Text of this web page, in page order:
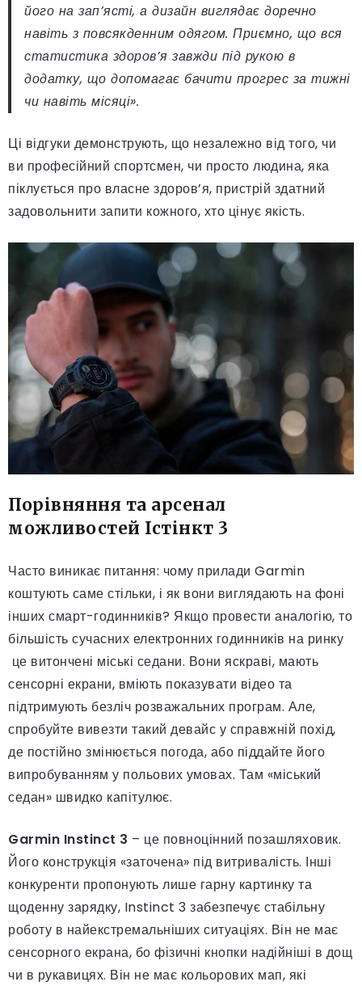
його на зап’ясті, а дизайн виглядає доречно
навіть з повсякденним одягом. Приємно, що вся
статистика здоров’я завжди під рукою в
додатку, що допомагає бачити прогрес за тижні
чи навіть місяці».
Ці відгуки демонструють, що незалежно від того, чи
ви професійний спортсмен, чи просто людина, яка
піклується про власне здоров’я, пристрій здатний
задовольнити запити кожного, хто цінує якість.
Порівняння та арсенал
можливостей Істінкт 3
Часто виникає питання: чому прилади Garmin
коштують саме стільки, і як вони виглядають на фоні
інших смарт-годинників? Якщо провести аналогію, то
більшість сучасних електронних годинників на ринку
це витончені міські седани. Вони яскраві, мають
сенсорні екрани, вміють показувати відео та
підтримують безліч розважальних програм. Але,
спробуйте вивезти такий девайс у справжній похід,
де постійно змінюється погода, або піддайте його
випробуванням у польових умовах. Там «міський
седан» швидко капітулює.
Garmin Instinct 3 – це повноцінний позашляховик.
Його конструкція «заточена» під витривалість. Інші
конкуренти пропонують лише гарну картинку та
щоденну зарядку, Instinct 3 забезпечує стабільну
роботу в найекстремальніших ситуаціях. Він не має
сенсорного екрана, бо фізичні кнопки надійніші в дощ
чи в рукавицях. Він не має кольорових мап, які